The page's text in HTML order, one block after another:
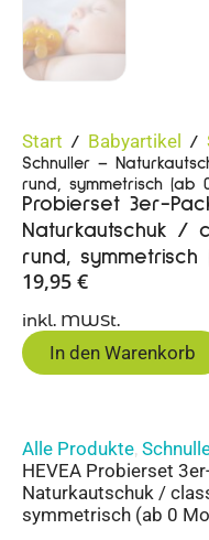
Start / Babyartikel /
Schnuller –
rund, symmetrisch (ab
Probierset 3er-
Naturkautschuk /
rund,
19,95 €
inkl. MWSt.
In den Warenkorb
Alle Produkte,
HEVEA Probierset
Naturkautschuk /
symmetrisch (ab 0